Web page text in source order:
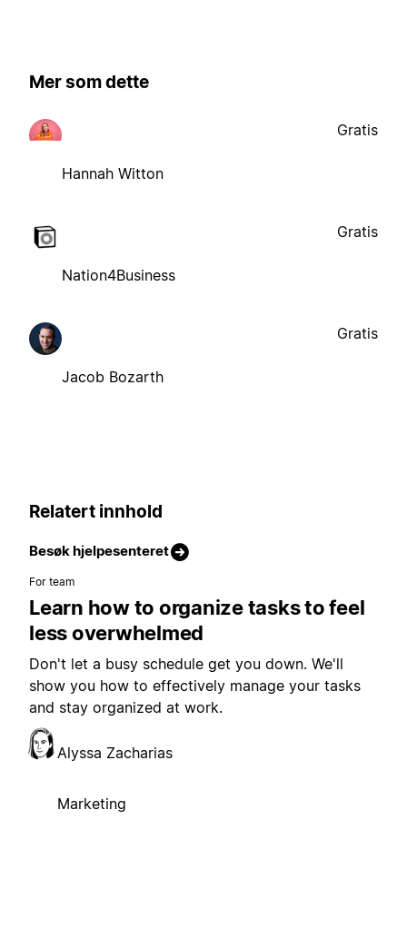
Mer som dette
Hannah Witton
Gratis
Nation4Business
Gratis
Jacob Bozarth
Gratis
Relatert innhold
Besøk hjelpesenteret
For team
Learn how to organize tasks to feel
less overwhelmed
Don't let a busy schedule get you down. We'll
show you how to effectively manage your tasks
and stay organized at work.
Alyssa Zacharias
Marketing